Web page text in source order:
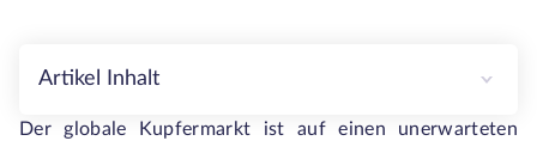
Artikel Inhalt
Der globale Kupfermarkt ist auf einen unerwarteten